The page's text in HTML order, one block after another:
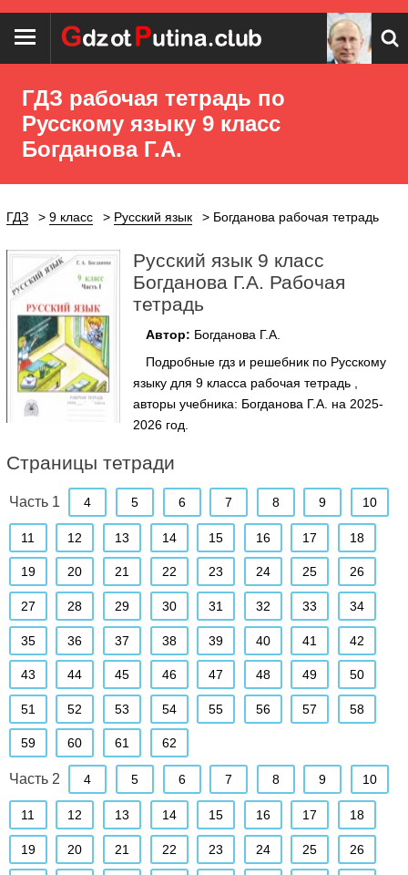
ГДЗ рабочая тетрадь по
Русскому языку 9 класс
Богданова Г.А.
ГДЗ 9 класс Русский язык Богданова рабочая тетрадь
Русский язык 9 класс
Богданова Г.А. Рабочая
тетрадь
Автор: Богданова Г.А.
Подробные гдз и решебник по Русскому
языку для 9 класса рабочая тетрадь ,
авторы учебника: Богданова Г.А. на 2025-
2026 год.
Страницы тетради
Часть 1 4 5 6 7 8 9 10
11 12 13 14 15 16 17 18
19 20 21 22 23 24 25 26
27 28 29 30 31 32 33 34
35 36 37 38 39 40 41 42
43 44 45 46 47 48 49 50
51 52 53 54 55 56 57 58
59 60 61 62
Часть 2 4 5 6 7 8 9 10
11 12 13 14 15 16 17 18
19 20 21 22 23 24 25 26